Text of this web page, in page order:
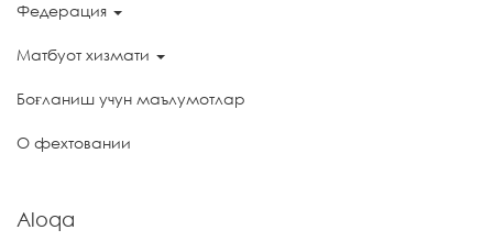
Федерация
Матбуот хизмати
Боғланиш учун маълумотлар
О фехтовании
Aloqa